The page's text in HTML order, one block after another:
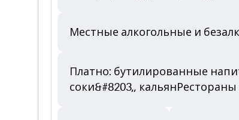
Местные алкогольные и
Платно: бутилированные
соки&#8203,,